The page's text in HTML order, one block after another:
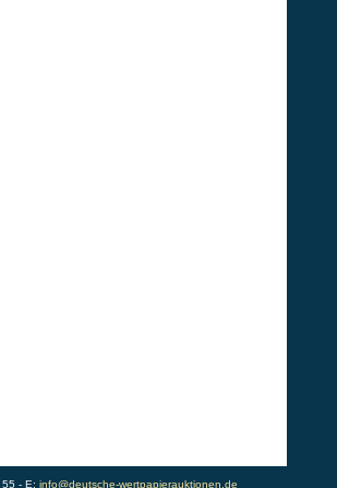
- E: info@deutsche-wertpapierauktionen.de